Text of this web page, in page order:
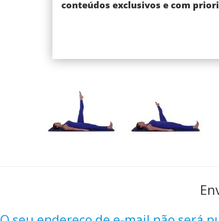
conteúdos exclusivos e com